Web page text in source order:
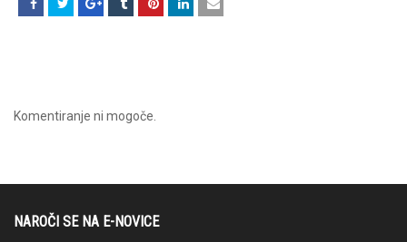
Komentiranje ni mogoče.
NAROČI SE NA E-NOVICE